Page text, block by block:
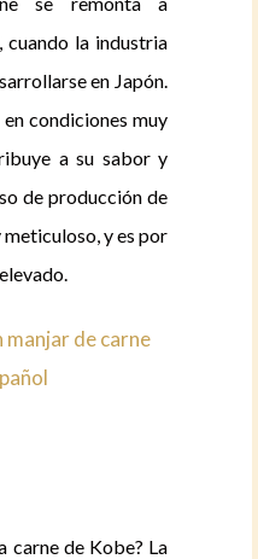
la industria
en Japón.
condiciones muy
a su sabor y
de producción de
meticuloso, y es por
manjar de carne
carne de Kobe? La